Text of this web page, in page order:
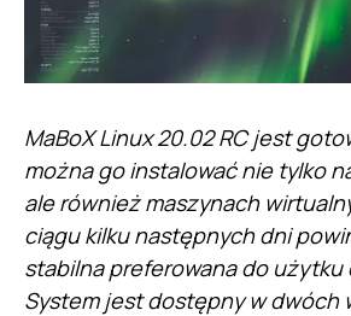
MaBoX Linux 20.02 RC jest
można go instalować nie tylko
ale również maszynach
ciągu kilku następnych dni
stabilna preferowana do
System jest dostępny w dwóch